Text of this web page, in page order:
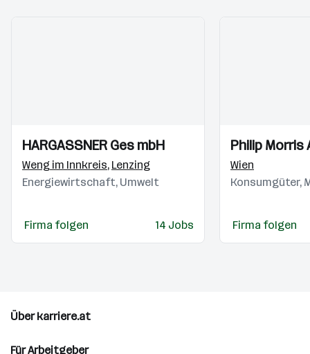
Videos
Einblicke
Einblicke
HARGASSNER Ges mbH
Weng im Innkreis, Lenzing
Energiewirtschaft, Umwelt
Firma folgen 14 Jobs
Videos
Einblicke
Einblicke
Philip Morris
Wien
Konsumgüter,
Firma folgen
Über karriere.at
Für Arbeitgeber